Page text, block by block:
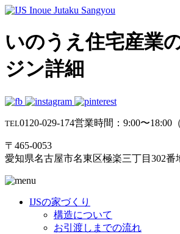
いのうえ住宅産業
ジン詳細
TEL0120-029-174営業時間：9:00〜18:00
〒465-0053
愛知県名古屋市名東区極楽三丁目302番
IJSの家づくり
構造について
お引渡しまでの流れ